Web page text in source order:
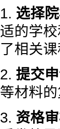
1. 选择
适的学
了相关课
2. 提交
等材料
3. 资格